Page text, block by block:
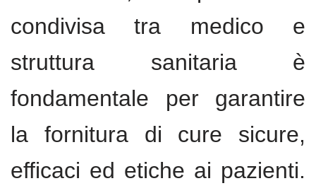
condivisa tra medico e
struttura sanitaria è
fondamentale per garantire
la fornitura di cure sicure,
efficaci ed etiche ai pazienti.